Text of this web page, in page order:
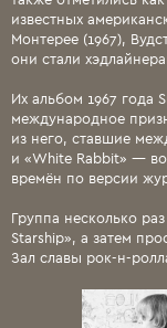
известных
Монтерее (1967),
они стали
Их альбом 1967 года
международное
из него, ставшие
и «White Rabbit» —
времён по версии
Группа несколько
Starship», а затем
Зал славы рок-н-